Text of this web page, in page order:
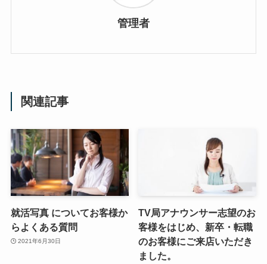
管理者
関連記事
就活写真 についてお客様か
らよくある質問
2021年6月30日
TV局アナウンサー志望のお
客様をはじめ、新卒・転職
のお客様にご来店いただき
ました。